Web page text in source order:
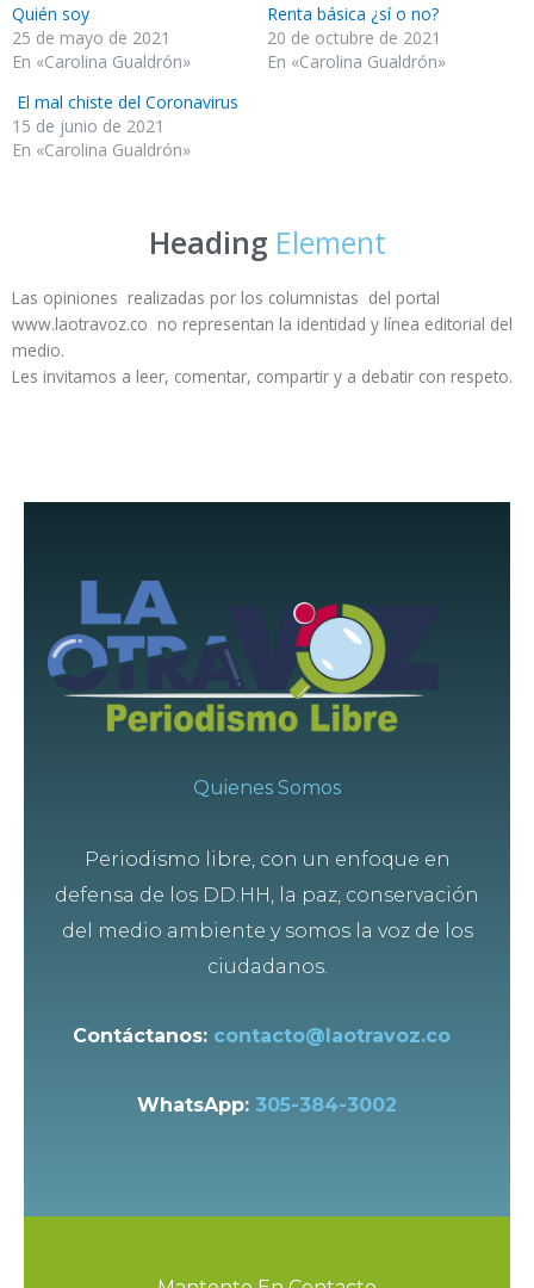
Quién soy
25 de mayo de 2021
En «Carolina Gualdrón»
Renta básica ¿sí o no?
20 de octubre de 2021
En «Carolina Gualdrón»
El mal chiste del Coronavirus
15 de junio de 2021
En «Carolina Gualdrón»
Heading Element
Las opiniones realizadas por los columnistas del portal
www.laotravoz.co no representan la identidad y línea editorial del
medio.
Les invitamos a leer, comentar, compartir y a debatir con respeto.
Quienes Somos
Periodismo libre, con un enfoque en
defensa de los DD.HH, la paz, conservación
del medio ambiente y somos la voz de los
ciudadanos.
Contáctanos: contacto@laotravoz.co
WhatsApp: 305-384-3002